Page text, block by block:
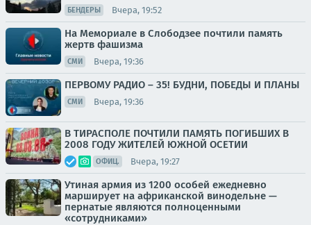
БЕНДЕРЫ Вчера, 19:52
На Мемориале в Слободзее почтили память
жертв фашизма
СМИ Вчера, 19:36
ПЕРВОМУ РАДИО – 35! БУДНИ, ПОБЕДЫ И ПЛАНЫ
СМИ Вчера, 19:36
В ТИРАСПОЛЕ ПОЧТИЛИ ПАМЯТЬ ПОГИБШИХ В
2008 ГОДУ ЖИТЕЛЕЙ ЮЖНОЙ ОСЕТИИ
ОФИЦ. Вчера, 19:27
Утиная армия из 1200 особей ежедневно
марширует на африканской винодельне —
пернатые являются полноценными
«сотрудниками»